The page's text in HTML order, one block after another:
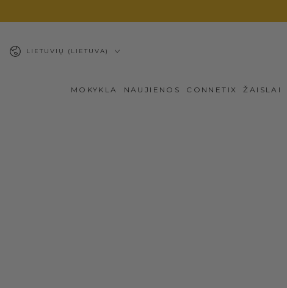
KalbaLIETUVIŲ (LIETUVA)
MOKYKLA NAUJIENOS CONNETIX ŽAISLAI